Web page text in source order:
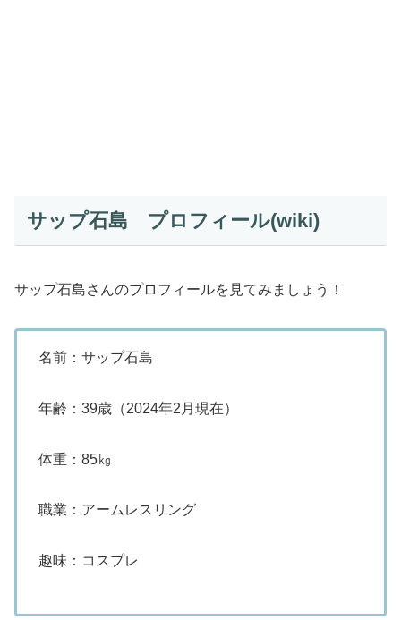
サップ石島 プロフィール(wiki)
サップ石島さんのプロフィールを見てみましょう！
名前：サップ石島
年齢：39歳（2024年2月現在）
体重：85㎏
職業：アームレスリング
趣味：コスプレ